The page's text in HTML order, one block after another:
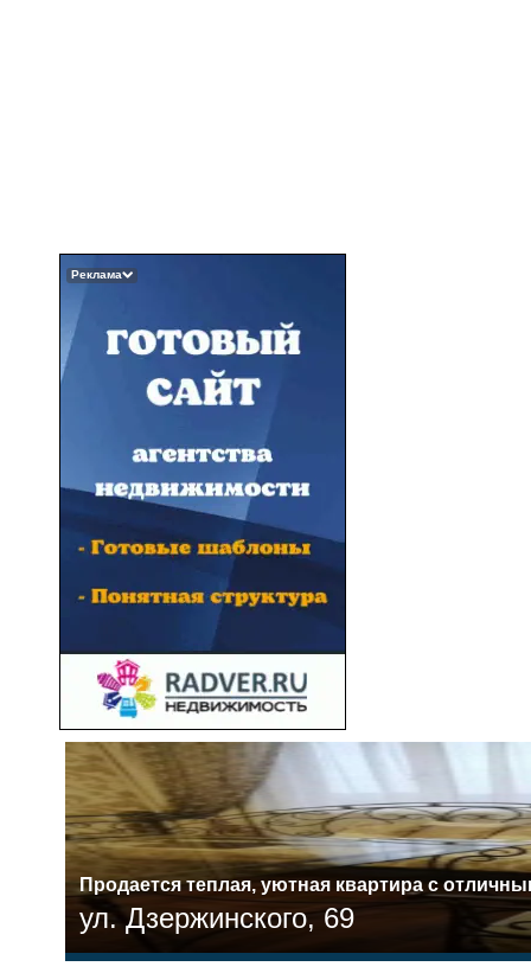
Реклама
Прoдaетcя тeплая, уютная квартира c
ул. Дзержинского, 69